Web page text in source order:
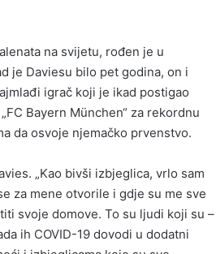
na svijetu, rođen je u
je Daviesu bilo pet godina, on i
igrač koji je ikad postigao
Bayern München“ za rekordnu
da osvoje njemačko prvenstvo.
„Kao bivši izbjeglica, vrlo sam
za mene otvorile i gdje su me sve
svoje domove. To su ljudi koji su –
ih COVID-19 dovodi u dodatni